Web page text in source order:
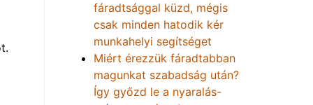
fáradtsággal küzd, mégis
csak minden hatodik kér
munkahelyi segítséget
Miért érezzük fáradtabban
magunkat szabadság után?
Így győzd le a nyaralás-